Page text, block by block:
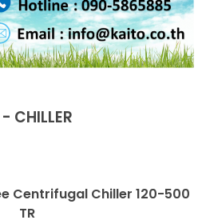
CHILLER
Centrifugal Chiller 120-500
TR